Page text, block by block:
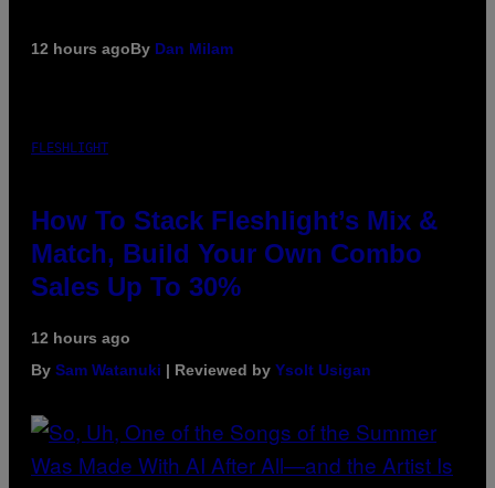
12 hours agoBy Dan Milam
FLESHLIGHT
How To Stack Fleshlight’s Mix &
Match, Build Your Own Combo
Sales Up To 30%
12 hours ago
By Sam Watanuki | Reviewed by Ysolt Usigan